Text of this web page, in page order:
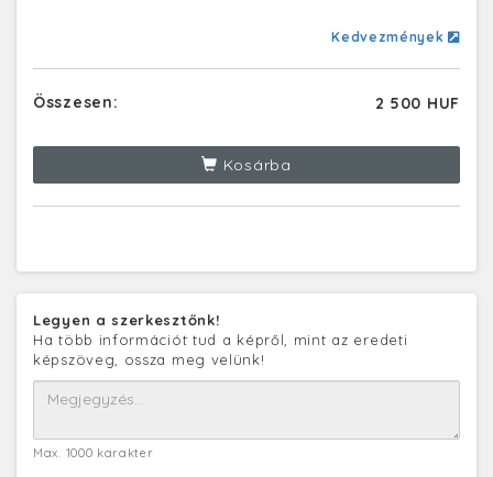
Kedvezmények
Összesen: 2 500 HUF
Kosárba
Legyen a szerkesztőnk!
Ha több információt tud a képről, mint az eredeti
képszöveg, ossza meg velünk!
Max. 1000 karakter